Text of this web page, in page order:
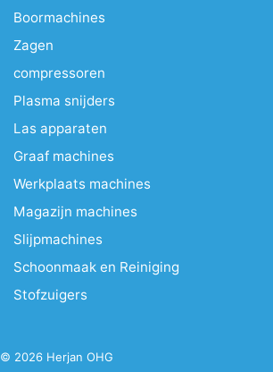
Boormachines
Zagen
compressoren
Plasma snijders
Las apparaten
Graaf machines
Werkplaats machines
Magazijn machines
Slijpmachines
Schoonmaak en Reiniging
Stofzuigers
© 2026 Herjan OHG